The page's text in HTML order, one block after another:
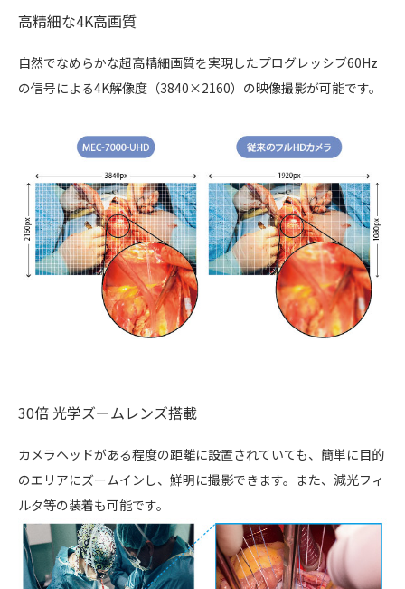
高精細な4K高画質
自然でなめらかな超高精細画質を実現したプログレッシブ60Hz
の信号による4K解像度（3840×2160）の映像撮影が可能です。
30倍 光学ズームレンズ搭載
カメラヘッドがある程度の距離に設置されていても、簡単に目的
のエリアにズームインし、鮮明に撮影できます。また、減光フィ
ルタ等の装着も可能です。